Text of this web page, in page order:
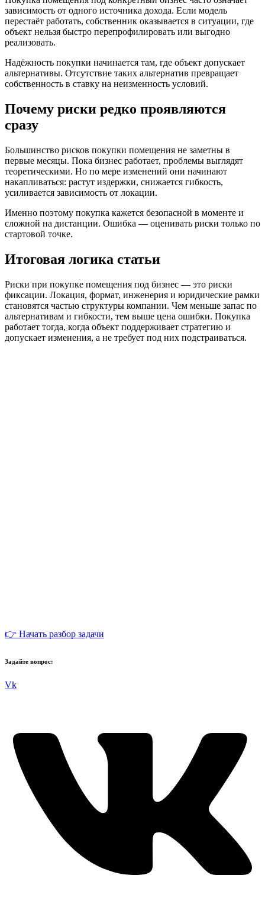
зависимость от одного источника дохода. Если модель
перестаёт работать, собственник оказывается в ситуации, где
объект нельзя быстро перепрофилировать или выгодно
реализовать.
Надёжность покупки начинается там, где объект допускает
альтернативы. Отсутствие таких альтернатив превращает
собственность в ставку на неизменность условий.
Почему риски редко проявляются
сразу
Большинство рисков покупки помещения не заметны в
первые месяцы. Пока бизнес работает, проблемы выглядят
теоретическими. Но по мере изменений они начинают
накапливаться: растут издержки, снижается гибкость,
усиливается зависимость от локации.
Именно поэтому покупка кажется безопасной в моменте и
сложной на дистанции. Ошибка — оценивать риски только по
стартовой точке.
Итоговая логика статьи
Риски при покупке помещения под бизнес — это риски
фиксации. Локация, формат, инженерия и юридические рамки
становятся частью структуры компании. Чем меньше запас по
альтернативам и гибкости, тем выше цена ошибки. Покупка
работает тогда, когда объект поддерживает стратегию и
допускает изменения, а не требует под них подстраиваться.
👉 Начать разбор задачи
Задайте вопрос:
Vk